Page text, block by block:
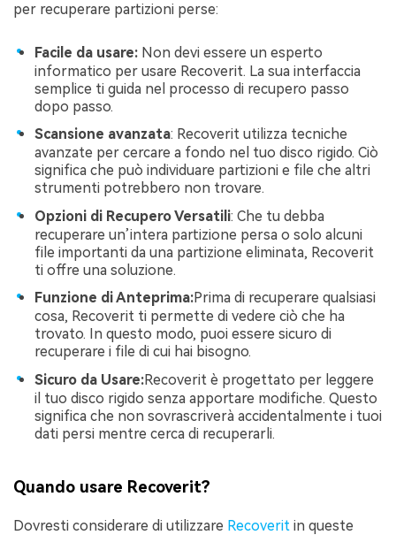
per recuperare partizioni perse:
Facile da usare: Non devi essere un esperto
informatico per usare Recoverit. La sua interfaccia
semplice ti guida nel processo di recupero passo
dopo passo.
Scansione avanzata: Recoverit utilizza tecniche
avanzate per cercare a fondo nel tuo disco rigido. Ciò
significa che può individuare partizioni e file che altri
strumenti potrebbero non trovare.
Opzioni di Recupero Versatili: Che tu debba
recuperare un’intera partizione persa o solo alcuni
file importanti da una partizione eliminata, Recoverit
ti offre una soluzione.
Funzione di Anteprima:Prima di recuperare qualsiasi
cosa, Recoverit ti permette di vedere ciò che ha
trovato. In questo modo, puoi essere sicuro di
recuperare i file di cui hai bisogno.
Sicuro da Usare:Recoverit è progettato per leggere
il tuo disco rigido senza apportare modifiche. Questo
significa che non sovrascriverà accidentalmente i tuoi
dati persi mentre cerca di recuperarli.
Quando usare Recoverit?
Dovresti considerare di utilizzare Recoverit in queste